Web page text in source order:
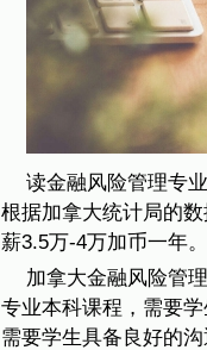
读金融风险管理专
根据加拿大统计局的
薪3.5万-4万加币一年。
加拿大金融风险管
专业本科课程，需要
需要学生具备良好的